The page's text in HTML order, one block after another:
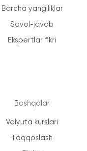
Barcha yangiliklar
Savol-javob
Ekspertlar fikri
Boshqalar
Valyuta kurslari
Taqqoslash